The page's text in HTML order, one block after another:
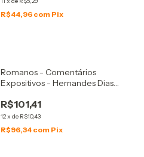
R$44,96 com Pix
Romanos - Comentários
Expositivos - Hernandes Dias
R$101,41
12x de R$10,43
R$96,34 com Pix